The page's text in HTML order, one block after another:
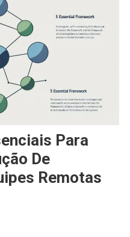
Para
De
Remotas